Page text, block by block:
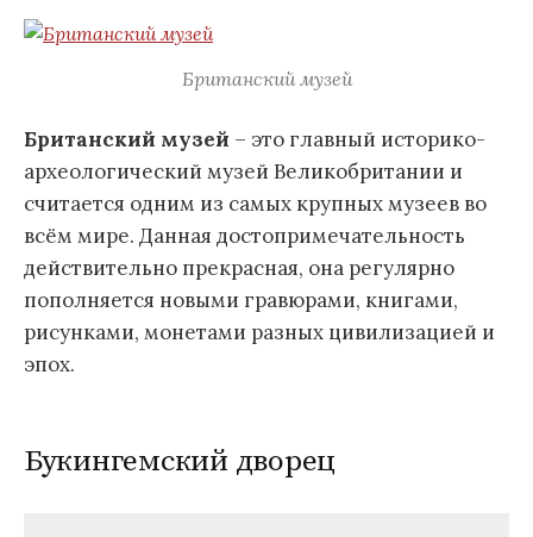
Британский музей
Британский музей – это главный историко-
археологический музей Великобритании и
считается одним из самых крупных музеев во
всём мире. Данная достопримечательность
действительно прекрасная, она регулярно
пополняется новыми гравюрами, книгами,
рисунками, монетами разных цивилизацией и
эпох.
Букингемский дворец